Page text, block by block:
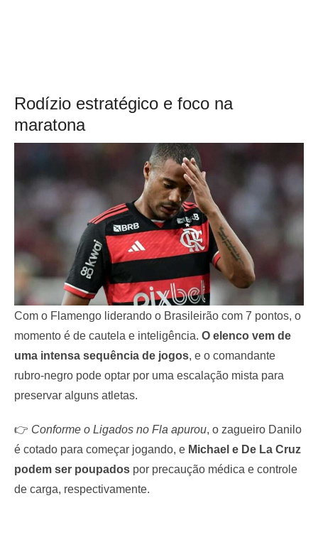
Rodízio estratégico e foco na
maratona
Com o Flamengo liderando o Brasileirão com 7 pontos, o
momento é de cautela e inteligência. O elenco vem de
uma intensa sequência de jogos, e o comandante
rubro-negro pode optar por uma escalação mista para
preservar alguns atletas.
👉 Conforme o Ligados no Fla apurou, o zagueiro Danilo
é cotado para começar jogando, e Michael e De La Cruz
podem ser poupados por precaução médica e controle
de carga, respectivamente.